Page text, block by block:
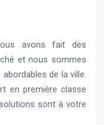
avons fait des
et nous sommes
de la ville.
en première classe
sont à votre